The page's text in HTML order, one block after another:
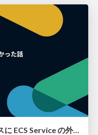
Service Connect 上のサービスに ECS Service の外側から到達できなかった話